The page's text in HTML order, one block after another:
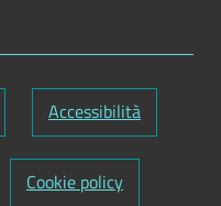
Accessibilità
Cookie policy